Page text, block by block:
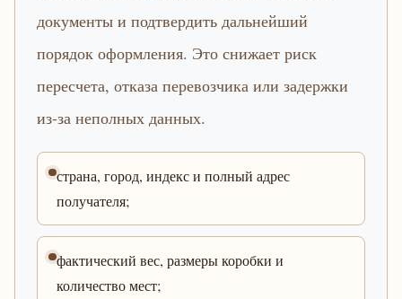
документы и подтвердить дальнейший
порядок оформления. Это снижает риск
пересчета, отказа перевозчика или задержки
из-за неполных данных.
страна, город, индекс и полный адрес
получателя;
фактический вес, размеры коробки и
количество мест;